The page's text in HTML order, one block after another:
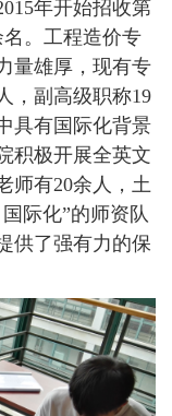
年开始招收第
。工程造价专
量雄厚，现有专
，副高级职称19
具有国际化背景
积极开展全英文
师有20余人，土
际化”的师资队
供了强有力的保